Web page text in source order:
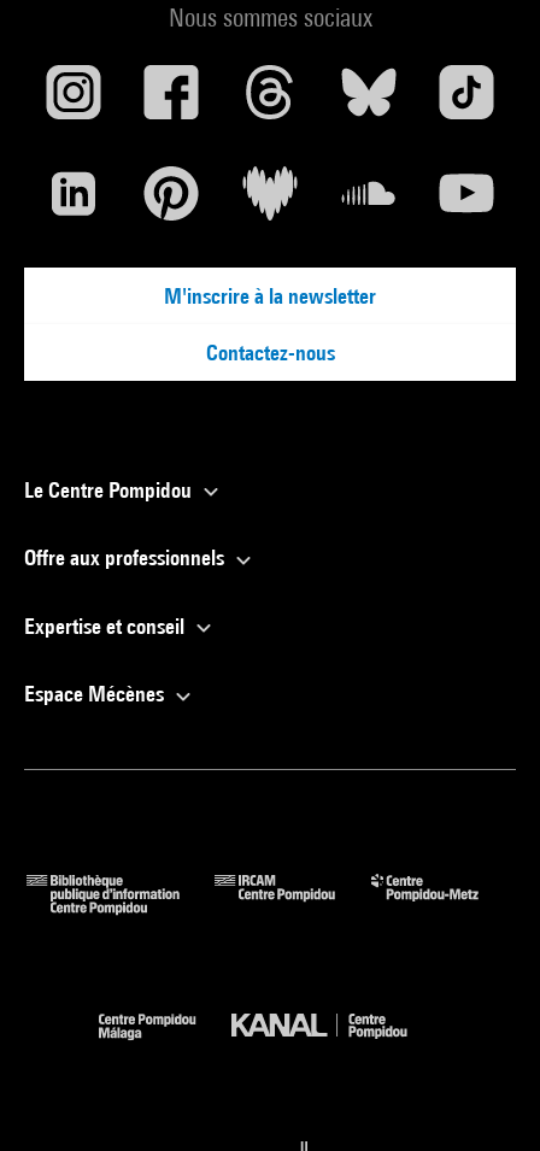
Nous sommes sociaux
M'inscrire à la newsletter
Contactez-nous
Le Centre Pompidou
Offre aux professionnels
Expertise et conseil
Espace Mécènes